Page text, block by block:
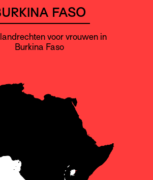
FASO
voor vrouwen in
Burkina Faso